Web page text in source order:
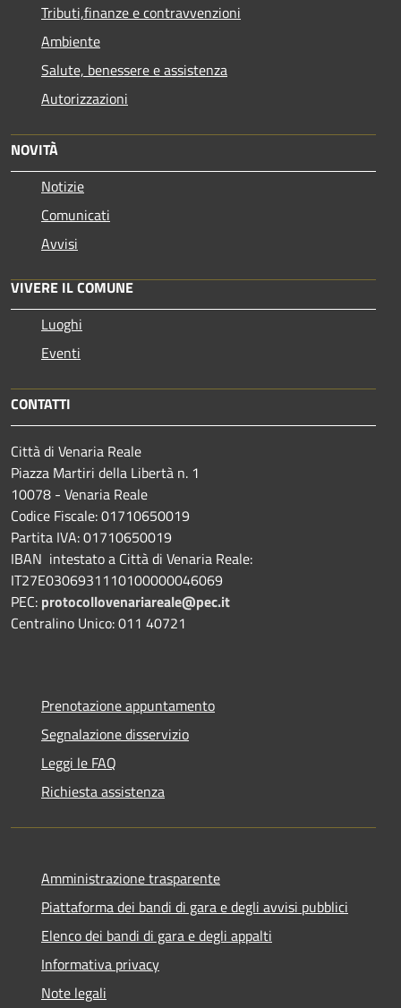
Tributi,finanze e contravvenzioni
Ambiente
Salute, benessere e assistenza
Autorizzazioni
NOVITÀ
Notizie
Comunicati
Avvisi
VIVERE IL COMUNE
Luoghi
Eventi
CONTATTI
Città di Venaria Reale
Piazza Martiri della Libertà n. 1
10078 - Venaria Reale
Codice Fiscale: 01710650019
Partita IVA: 01710650019
IBAN intestato a Città di Venaria Reale:
IT27E0306931110100000046069
PEC: protocollovenariareale@pec.it
Centralino Unico: 011 40721
Prenotazione appuntamento
Segnalazione disservizio
Leggi le FAQ
Richiesta assistenza
Amministrazione trasparente
Piattaforma dei bandi di gara e degli avvisi pubblici
Elenco dei bandi di gara e degli appalti
Informativa privacy
Note legali